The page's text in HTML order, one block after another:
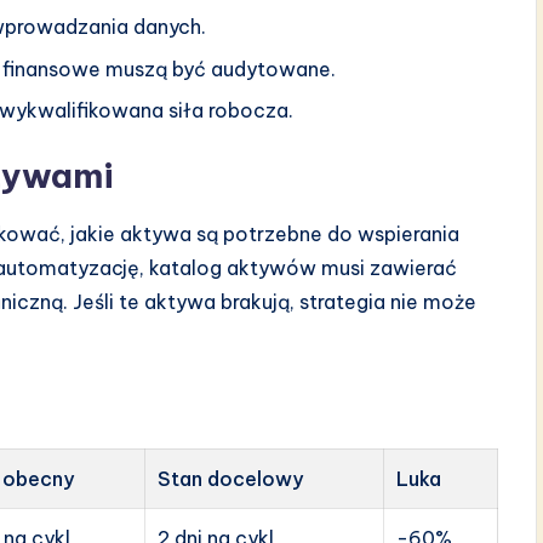
danych.
muszą być audytowane.
siła robocza.
jakie aktywa są potrzebne do wspierania
katalog aktywów musi zawierać
Jeśli te aktywa brakują, strategia nie może
Stan docelowy Luka